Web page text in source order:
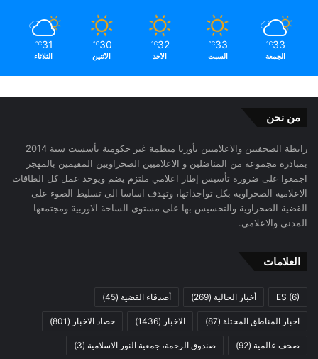
33
℃
الجمعة
33
℃
السبت
32
℃
الأحد
30
℃
الأثنين
31
℃
الثلاثاء
من نحن
رابطة الصحفيين والاعلاميين بأوربا منظمة غير حكومية تأسست سنة 2014
بمبادرة مجموعة من المناضلين و الاعلاميين الصحراويين المقيمين بالمهجر
اجمعوا على ضرورة تأسيس إطار اعلامي ملتزم يضم ويوحد عمل كل الطاقات
الاعلامية الصحراوية بكل تواجداتها، وتهدف اساسا الى تسليط الضوء على
القضية الصحراوية والتحسيس بها على مستوى الساحة الاوربية ومجتمعها
المدني والاعلامي.
العلامات
ES (6) أخبار الجالية (269) أصدقاء القضية (45)
اخبار المناطق المحتلة (87) الاخبار (1436) حصاد الاخبار (801)
صحف عالمية (92) صندوق الرحمة، جمعية النور الاسلامية (3)